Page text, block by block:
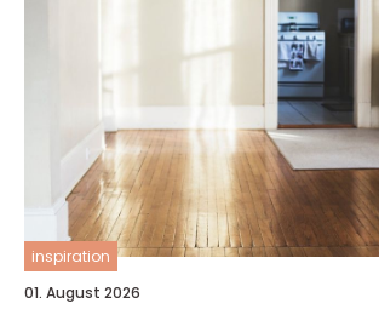
inspiration
01. August 2026